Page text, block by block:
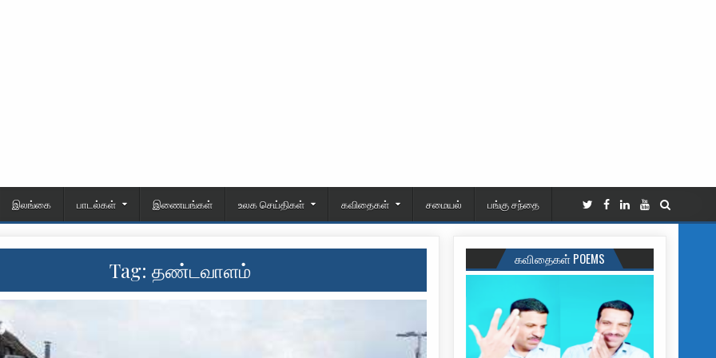
இலங்கை பாடல்கள் இணையங்கள் உலக செய்திகள் கவிதைகள் சமையல் பங்கு சந்தை
Tag: தண்டவாளம் கவிதைகள் POEMS